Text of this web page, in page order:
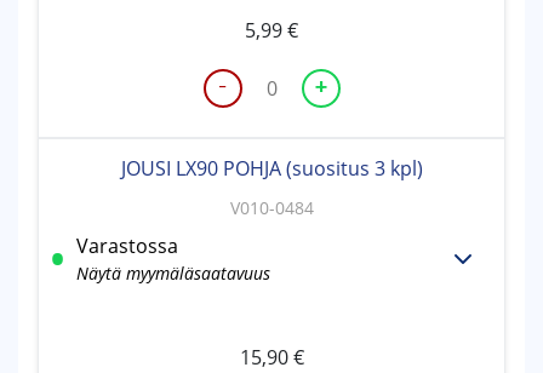
-
KUMITYYNY
KEHIKKOON
3
+
5,99€
JOUSI LX90 POHJA (suositus 3 kpl)
V010-0484
Varastossa
Näytä myymäläsaatavuus
15,90€